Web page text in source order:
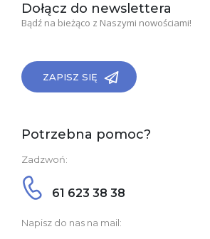
Dołącz do newslettera
Bądź na bieżąco z Naszymi nowościami!
ZAPISZ SIĘ
Potrzebna pomoc?
Zadzwoń:
61 623 38 38
Napisz do nas na mail: